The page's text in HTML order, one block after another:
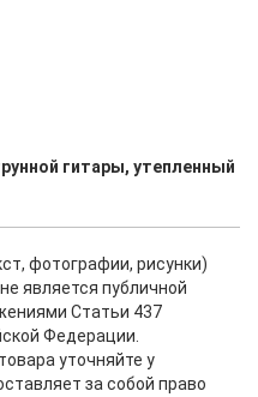
гитары, утепленный
фотографии, рисунки)
является публичной
Статьи 437
Федерации.
уточняйте у
за собой право